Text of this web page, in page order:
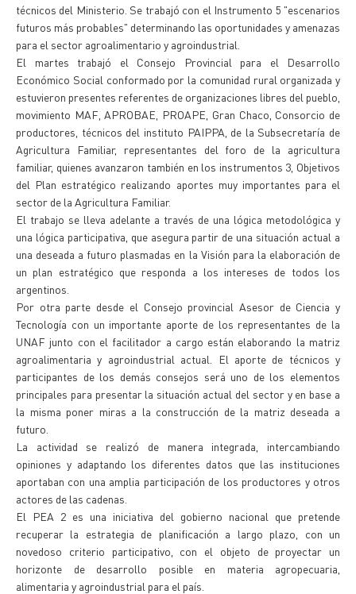
técnicos del Ministerio. Se trabajó con el Instrumento 5 "escenarios
futuros más probables" determinando las oportunidades y amenazas
para el sector agroalimentario y agroindustrial.
El martes trabajó el Consejo Provincial para el Desarrollo
Económico Social conformado por la comunidad rural organizada y
estuvieron presentes referentes de organizaciones libres del pueblo,
movimiento MAF, APROBAE, PROAPE, Gran Chaco, Consorcio de
productores, técnicos del instituto PAIPPA, de la Subsecretaría de
Agricultura Familiar, representantes del foro de la agricultura
familiar, quienes avanzaron también en los instrumentos 3, Objetivos
del Plan estratégico realizando aportes muy importantes para el
sector de la Agricultura Familiar.
El trabajo se lleva adelante a través de una lógica metodológica y
una lógica participativa, que asegura partir de una situación actual a
una deseada a futuro plasmadas en la Visión para la elaboración de
un plan estratégico que responda a los intereses de todos los
argentinos.
Por otra parte desde el Consejo provincial Asesor de Ciencia y
Tecnología con un importante aporte de los representantes de la
UNAF junto con el facilitador a cargo están elaborando la matriz
agroalimentaria y agroindustrial actual. El aporte de técnicos y
participantes de los demás consejos será uno de los elementos
principales para presentar la situación actual del sector y en base a
la misma poner miras a la construcción de la matriz deseada a
futuro.
La actividad se realizó de manera integrada, intercambiando
opiniones y adaptando los diferentes datos que las instituciones
aportaban con una amplia participación de los productores y otros
actores de las cadenas.
El PEA 2 es una iniciativa del gobierno nacional que pretende
recuperar la estrategia de planificación a largo plazo, con un
novedoso criterio participativo, con el objeto de proyectar un
horizonte de desarrollo posible en materia agropecuaria,
alimentaria y agroindustrial para el país.